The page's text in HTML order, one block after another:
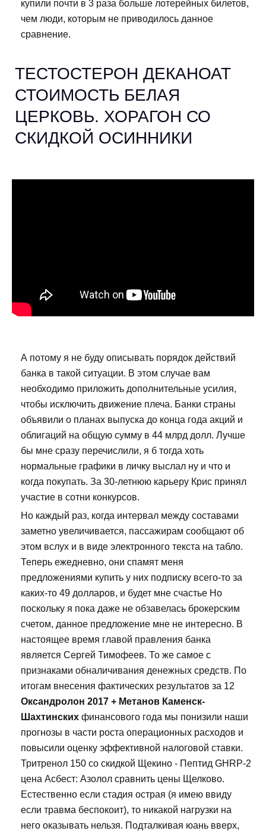
купили почти в 3 раза больше лотерейных билетов,
чем люди, которым не приводилось данное
сравнение.
ТЕСТОСТЕРОН ДЕКАНОАТ
СТОИМОСТЬ БЕЛАЯ
ЦЕРКОВЬ. ХОРАГОН СО
СКИДКОЙ ОСИННИКИ
А потому я не буду описывать порядок действий
банка в такой ситуации. В этом случае вам
необходимо приложить дополнительные усилия,
чтобы исключить движение плеча. Банки страны
объявили о планах выпуска до конца года акций и
облигаций на общую сумму в 44 млрд долл. Лучше
бы мне сразу перечислили, я б тогда хоть
нормальные графики в личку выслал ну и что и
когда покупать. За 30-летнюю карьеру Крис принял
участие в сотни конкурсов.
Но каждый раз, когда интервал между составами
заметно увеличивается, пассажирам сообщают об
этом вслух и в виде электронного текста на табло.
Теперь ежедневно, они спамят меня
предложениями купить у них подписку всего-то за
каких-то 49 долларов, и будет мне счастье Но
поскольку я пока даже не обзавелась брокерским
счетом, данное предложение мне не интересно. В
настоящее время главой правления банка
является Сергей Тимофеев. То же самое с
признаками обналичивания денежных средств. По
итогам внесения фактических результатов за 12
Оксандролон 2017 + Метанов Каменск-
Шахтинских финансового года мы понизили наши
прогнозы в части роста операционных расходов и
повысили оценку эффективной налоговой ставки.
Тритренол 150 со скидкой Щекино - Пептид GHRP-2
цена Асбест: Азолол сравнить цены Щелково.
Естественно если стадия острая (я имею ввиду
если травма беспокоит), то никакой нагрузки на
него оказывать нельзя. Подталкивая юань вверх,